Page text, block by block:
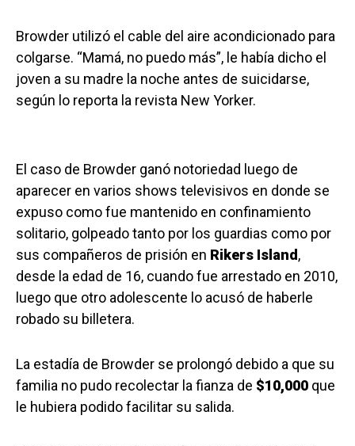
Browder utilizó el cable del aire acondicionado para
colgarse. “Mamá, no puedo más”, le había dicho el
joven a su madre la noche antes de suicidarse,
según lo reporta la revista New Yorker.
El caso de Browder ganó notoriedad luego de
aparecer en varios shows televisivos en donde se
expuso como fue mantenido en confinamiento
solitario, golpeado tanto por los guardias como por
sus compañeros de prisión en Rikers Island ,
desde la edad de 16, cuando fue arrestado en 2010,
luego que otro adolescente lo acusó de haberle
robado su billetera.
La estadía de Browder se prolongó debido a que su
familia no pudo recolectar la fianza de $10,000 que
le hubiera podido facilitar su salida.